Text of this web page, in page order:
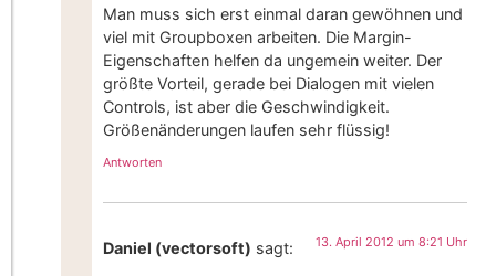
Man muss sich erst einmal daran gewöhnen und
viel mit Groupboxen arbeiten. Die Margin-
Eigenschaften helfen da ungemein weiter. Der
größte Vorteil, gerade bei Dialogen mit vielen
Controls, ist aber die Geschwindigkeit.
Größenänderungen laufen sehr flüssig!
Antworten
Daniel (vectorsoft) sagt: 13. April 2012 um 8:21 Uhr